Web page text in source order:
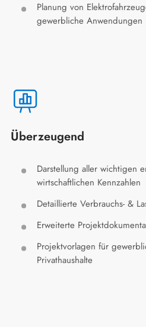
Planung von
gewerbliche Anwendungen
Überzeugend
Darstellung aller wichtigen
wirtschaftlichen Kennzahlen
Detaillierte Verbrauchs- &
Erweiterte
Projektvorlagen für
Privathaushalte